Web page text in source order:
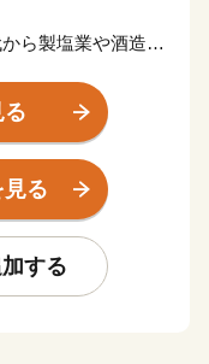
ら製塩業や酒造業
選定された町並み
ます。
ので、皆さまの応
る
する